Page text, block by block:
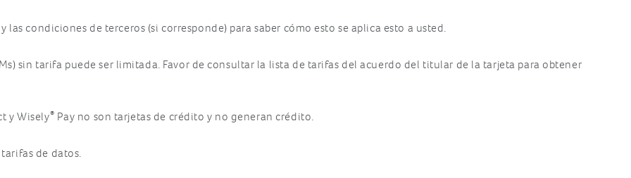
condiciones de terceros (si corresponde) para saber cómo esto se aplica esto a usted.
sin tarifa puede ser limitada. Favor de consultar la lista de tarifas del acuerdo del titular de la tarjeta para obtener
y Wisely® Pay no son tarjetas de crédito y no generan crédito.
de datos.